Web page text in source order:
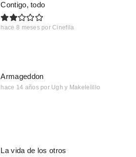
Contigo, todo
hace 8 meses por Cinefila
Armageddon
hace 14 años por Ugh y Makelelillo
La vida de los otros